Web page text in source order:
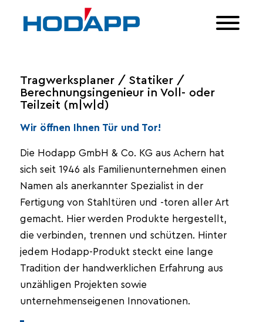
Tragwerksplaner / Statiker /
Berechnungsingenieur in Voll- oder
Teilzeit (m|w|d)
Wir öffnen Ihnen Tür und Tor!
Die Hodapp GmbH & Co. KG aus Achern hat
sich seit 1946 als Familienunternehmen einen
Namen als anerkannter Spezialist in der
Fertigung von Stahltüren und -toren aller Art
gemacht. Hier werden Produkte hergestellt,
die verbinden, trennen und schützen. Hinter
jedem Hodapp-Produkt steckt eine lange
Tradition der handwerklichen Erfahrung aus
unzähligen Projekten sowie
unternehmenseigenen Innovationen.